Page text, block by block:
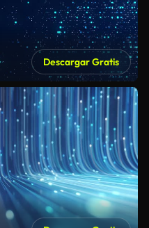
Descargar Gratis